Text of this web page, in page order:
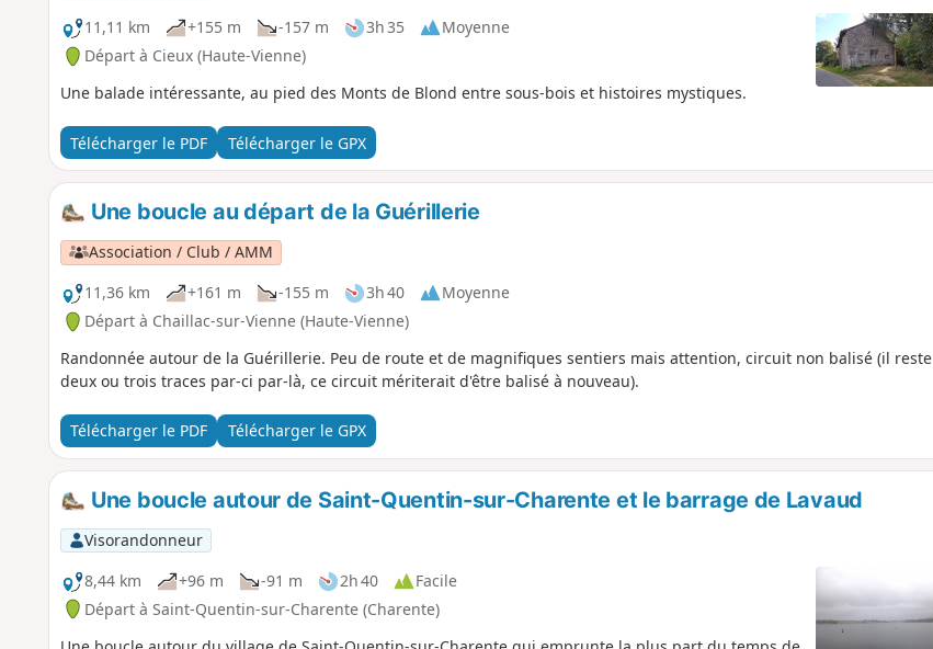
11,11 km
+155 m -157 m 3h 35
Moyenne
Départ à Cieux (Haute-Vienne)
Une balade intéressante, au pied des Monts de Blond entre sous-bois et histoires mystiques.
Télécharger le PDF Télécharger le GPX
Une boucle au départ de la Guérillerie
Association / Club / AMM
11,36 km
+161 m -155 m 3h 40
Moyenne
Départ à Chaillac-sur-Vienne (Haute-Vienne)
Randonnée autour de la Guérillerie. Peu de route et de magnifiques sentiers mais attention, circuit non balisé (il reste
deux ou trois traces par-ci par-là, ce circuit mériterait d'être balisé à nouveau).
Télécharger le PDF Télécharger le GPX
Une boucle autour de Saint-Quentin-sur-Charente et le barrage de Lavaud
Visorandonneur
8,44 km
+96 m -91 m 2h 40
Facile
Départ à Saint-Quentin-sur-Charente (Charente)